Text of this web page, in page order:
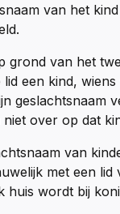
van het
grond van het
lid een kind,
geslachtsnaam
niet over op dat
van
met een lid
huis wordt bij